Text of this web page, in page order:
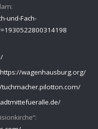
und-Fach-
https://wagenhausburg.org/